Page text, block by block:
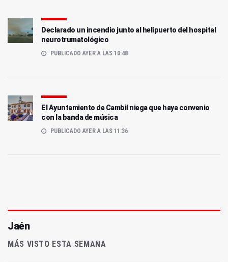
Declarado un incendio junto al helipuerto del hospital
neurotrumatológico
PUBLICADO AYER A LAS 10:48
El Ayuntamiento de Cambil niega que haya convenio
con la banda de música
PUBLICADO AYER A LAS 11:36
Jaén
MÁS VISTO ESTA SEMANA